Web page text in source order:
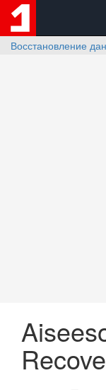
Восстановление